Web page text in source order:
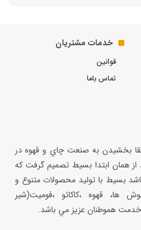
خدمات مشتریان
قوانین
تماس باما
به منظور ارتقا بخشيدن به صنعت چاي و قهوه در
از همان ابتدا بسيط تصميم گرفت كه
بسيط با توليد محصولات متنوع و
قهوه ،كاكائو ،فوميت(شير
هموطنان عزيز مي باشد.